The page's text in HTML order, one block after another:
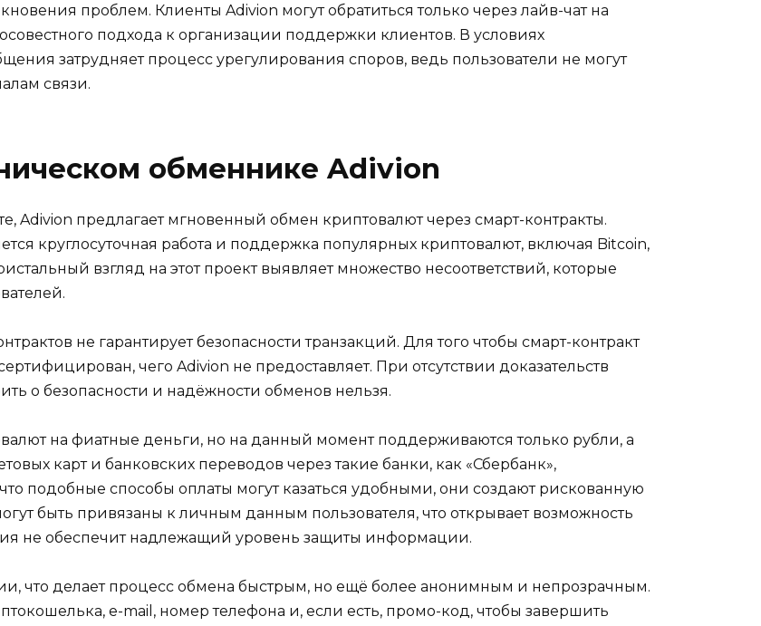
проблем. Клиенты Adivion могут обратиться только через лайв-чат на
подхода к организации поддержки клиентов. В условиях
затрудняет процесс урегулирования споров, ведь пользователи не могут
связи.
обменнике Adivion
предлагает мгновенный обмен криптовалют через смарт-контракты.
круглосуточная работа и поддержка популярных криптовалют, включая Bitcoin,
взгляд на этот проект выявляет множество несоответствий, которые
не гарантирует безопасности транзакций. Для того чтобы смарт-контракт
чего Adivion не предоставляет. При отсутствии доказательств
о безопасности и надёжности обменов нельзя.
на фиатные деньги, но на данный момент поддерживаются только рубли, а
карт и банковских переводов через такие банки, как «Сбербанк»,
подобные способы оплаты могут казаться удобными, они создают рискованную
быть привязаны к личным данным пользователя, что открывает возможность
не обеспечит надлежащий уровень защиты информации.
что делает процесс обмена быстрым, но ещё более анонимным и непрозрачным.
e-mail, номер телефона и, если есть, промо-код, чтобы завершить